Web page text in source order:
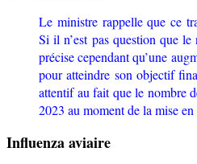
Le ministre rappelle que ce
Si il n’est pas question que
précise cependant qu’une
pour atteindre son objectif
attentif au fait que le nombre
2023 au moment de la mise
Influenza aviaire